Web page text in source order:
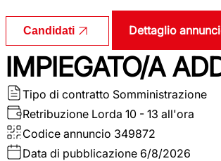
Candidati Dettaglio
IMPIEGATO/A
Tipo di contratto Somministrazione
Retribuzione Lorda 10 - 13 all'ora
Codice annuncio 349872
Data di pubblicazione 6/8/2026